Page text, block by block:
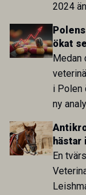
2024
sida
arbete.
ökat
Medan
i Polen
ny
att
hästar
En